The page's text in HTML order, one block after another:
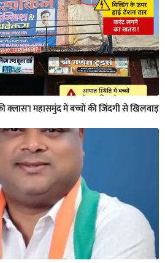
क्लास’! महासमुंद में बच्चों की जिंदगी से खिलवाड़